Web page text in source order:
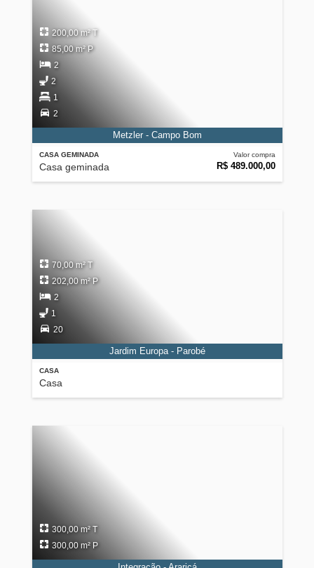
CASA GEMINADA
Casa geminada
Valor compra
R$ 489.000,00
200,00 m² T
85,00 m² P
2
2
1
2
Metzler - Campo Bom
CASA
Casa
70,00 m² T
202,00 m² P
2
1
20
Jardim Europa - Parobé
300,00 m² T
300,00 m² P